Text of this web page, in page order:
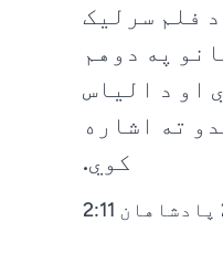
فلم سرلیک
په دوهم
او د الیاس
ته اشاره
کوي.